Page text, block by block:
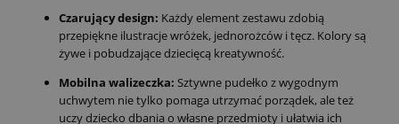
Czarujący design: Każdy element zestawu zdobią
przepiękne ilustracje wróżek, jednorożców i tęcz. Kolory są
żywe i pobudzające dziecięcą kreatywność.
Mobilna walizeczka: Sztywne pudełko z wygodnym
uchwytem nie tylko pomaga utrzymać porządek, ale też
uczy dziecko dbania o własne przedmioty i ułatwia ich